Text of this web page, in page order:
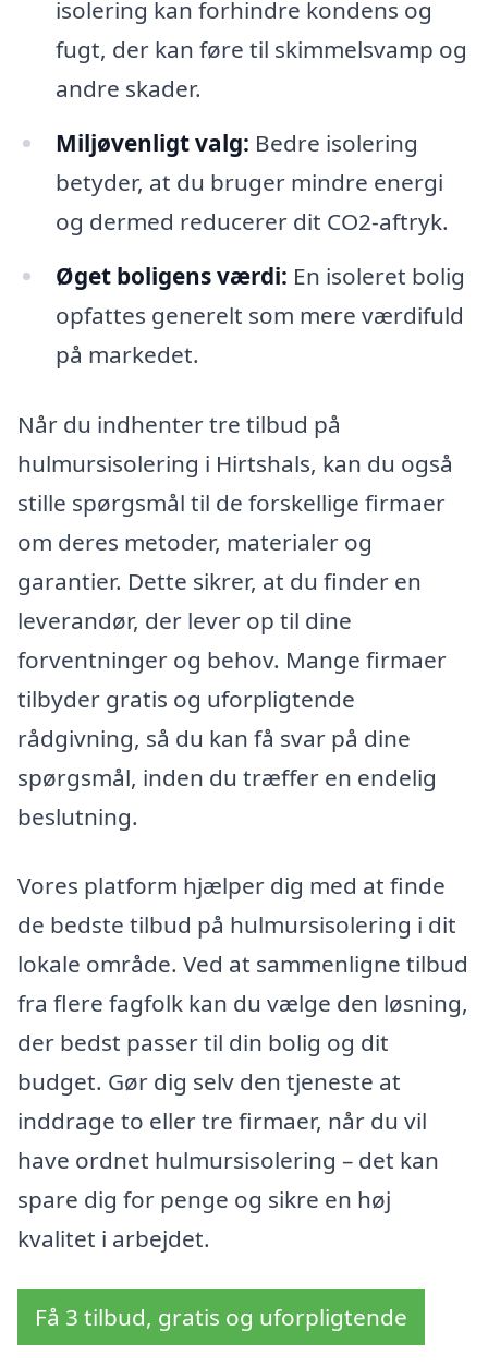
isolering kan forhindre kondens og
fugt, der kan føre til skimmelsvamp og
andre skader.
Miljøvenligt valg: Bedre isolering
betyder, at du bruger mindre energi
og dermed reducerer dit CO2-aftryk.
Øget boligens værdi: En isoleret bolig
opfattes generelt som mere værdifuld
på markedet.
Når du indhenter tre tilbud på
hulmursisolering i Hirtshals, kan du også
stille spørgsmål til de forskellige firmaer
om deres metoder, materialer og
garantier. Dette sikrer, at du finder en
leverandør, der lever op til dine
forventninger og behov. Mange firmaer
tilbyder gratis og uforpligtende
rådgivning, så du kan få svar på dine
spørgsmål, inden du træffer en endelig
beslutning.
Vores platform hjælper dig med at finde
de bedste tilbud på hulmursisolering i dit
lokale område. Ved at sammenligne tilbud
fra flere fagfolk kan du vælge den løsning,
der bedst passer til din bolig og dit
budget. Gør dig selv den tjeneste at
inddrage to eller tre firmaer, når du vil
have ordnet hulmursisolering – det kan
spare dig for penge og sikre en høj
kvalitet i arbejdet.
Få 3 tilbud, gratis og uforpligtende